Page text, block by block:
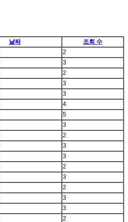
날짜
조회 수
2
3
2
3
3
4
5
3
2
3
3
2
3
2
3
3
2